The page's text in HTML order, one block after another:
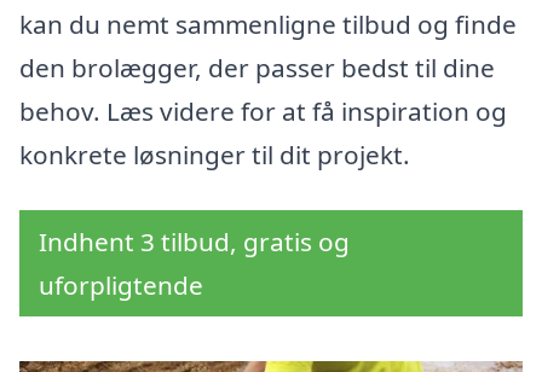
kan du nemt sammenligne tilbud og finde
den brolægger, der passer bedst til dine
behov. Læs videre for at få inspiration og
konkrete løsninger til dit projekt.
Indhent 3 tilbud, gratis og
uforpligtende